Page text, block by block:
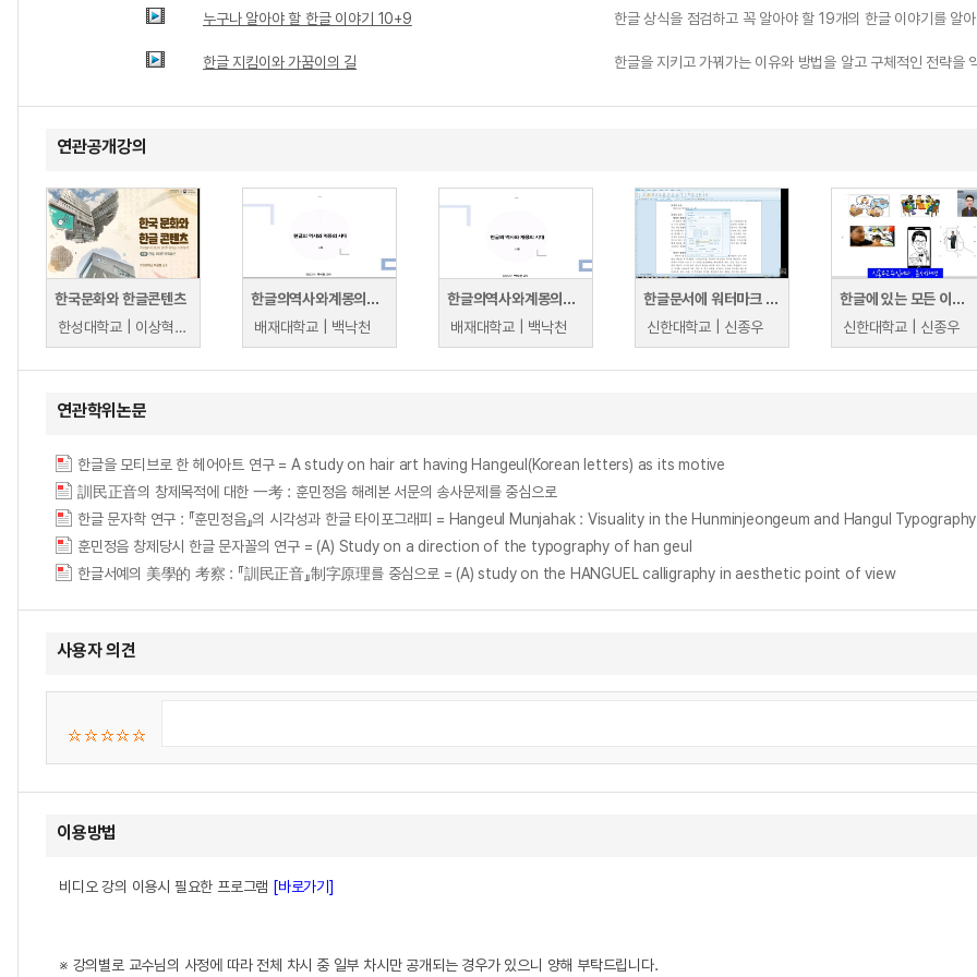
누구나 알아야 할 한글 이야기 10+9 한글 상식을 점검하고 꼭 알아야 할 19개의 한글 이야기를 알
한글 지킴이와 가꿈이의 길 한글을 지키고 가꿔가는 이유와 방법을 알고 구체적인 전략을
연관공개강의
한국문화와 한글콘텐츠
한성대학교 | 이상혁, 김서영, 김미도리, 고은숙, 유호선, 박새암, 노정은, 김윤주, 이은희
한글의역사와계몽의시대
배재대학교 | 백낙천
한글의역사와계몽의시대
배재대학교 | 백낙천
한글문서에 워터마크 삽입하기
신한대학교 | 신종우
한글에 있는 모든 이미지를 한번에 다운로드 하는 법
신한대학교 | 신종우
연관학위논문
한글을 모티브로 한 헤어아트 연구 = A study on hair art having Hangeul(Korean letters) as its motive
訓民正音의 창제목적에 대한 一考 : 훈민정음 해례본 서문의 송사문제를 중심으로
한글 문자학 연구 : 『훈민정음』의 시각성과 한글 타이포그래피 = Hangeul Munjahak : Visuality in the Hunminjeongeum and Hangul Typography
훈민정음 창제당시 한글 문자꼴의 연구 = (A) Study on a direction of the typography of han geul
한글서예의 美學的 考察 : 『訓民正音』制字原理를 중심으로 = (A) study on the HANGUEL calligraphy in aesthetic point of view
사용자 의견
이용방법
비디오 강의 이용시 필요한 프로그램 [바로가기]
※ 강의별로 교수님의 사정에 따라 전체 차시 중 일부 차시만 공개되는 경우가 있으니 양해 부탁드립니다.